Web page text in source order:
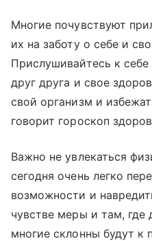
Многие почувствуют
их на заботу о себе и
Прислушивайтесь к
друг друга и свое
свой организм и
говорит гороскоп
Важно не увлекаться
сегодня очень легко
возможности и
чувстве меры и там, где
многие склонны будут к